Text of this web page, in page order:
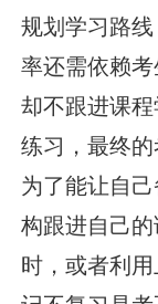
规划学习路
率还需依赖
却不跟进课
练习，最终的
为了能让自
构跟进自己
时，或者利